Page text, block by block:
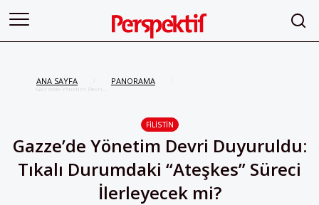
ANA SAYFA PANORAMA
Gazze’de Yönetim Devri
FILISTIN
Gazze’de Yönetim Devri Duyuruldu:
Tıkalı Durumdaki “Ateşkes” Süreci
İlerleyecek mi?